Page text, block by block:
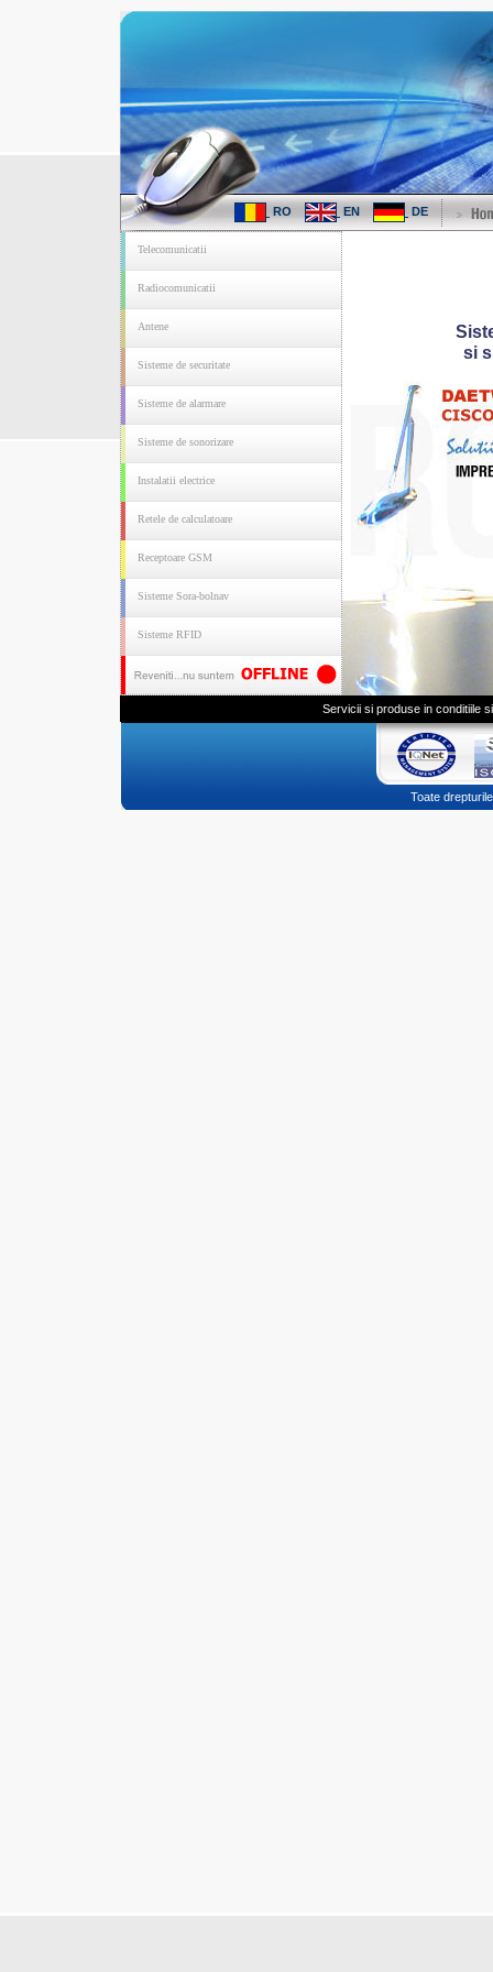
RO EN DE
Telecomunicatii
Radiocomunicatii
Antene
Sisteme de securitate
Sisteme de alarmare
Sisteme de sonorizare
Instalatii electrice
Retele de calculatoare
Receptoare GSM
Sisteme Sora-bolnav
Sisteme RFID
si
Servicii si produse in conditiile
Toate